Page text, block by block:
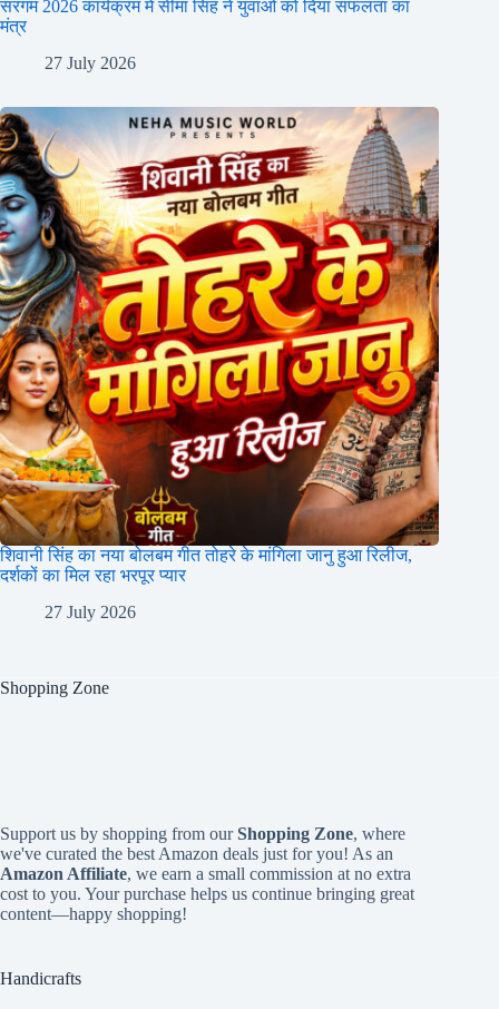
सरगम 2026 कार्यक्रम में सीमा सिंह ने युवाओं को दिया सफलता का
मंत्र
27 July 2026
शिवानी सिंह का नया बोलबम गीत तोहरे के मांगिला जानु हुआ रिलीज,
दर्शकों का मिल रहा भरपूर प्यार
27 July 2026
Shopping Zone
Support us by shopping from ourShopping Zone, where
we've curated the best Amazon deals just for you! As an
Amazon Affiliate, we earn a small commission at no extra
cost to you. Your purchase helps us continue bringing great
content—happy shopping!
Handicrafts